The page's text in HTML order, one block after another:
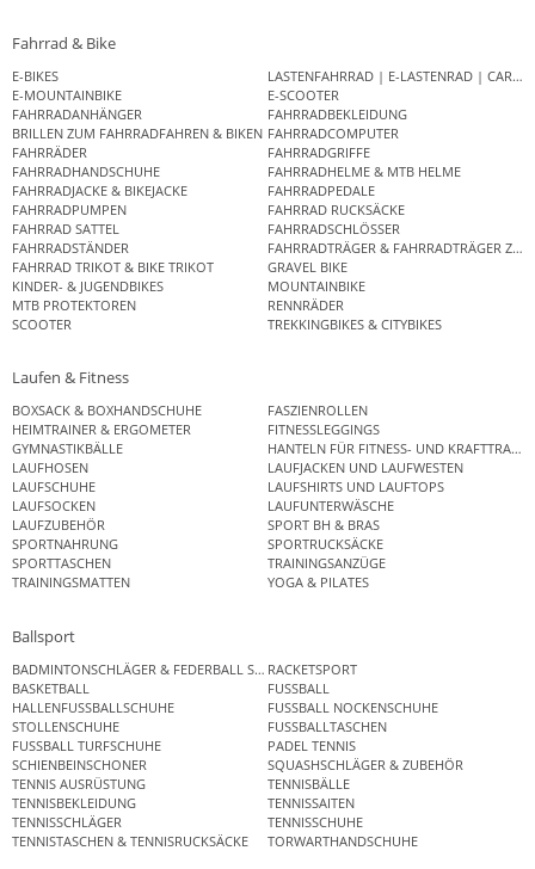
Fahrrad & Bike
E-BIKES
LASTENFAHRRAD | E-LASTENRAD |
E-MOUNTAINBIKE
E-SCOOTER
FAHRRADANHÄNGER
FAHRRADBEKLEIDUNG
BRILLEN ZUM FAHRRADFAHREN & BIKEN FAHRRADCOMPUTER
FAHRRÄDER
FAHRRADGRIFFE
FAHRRADHANDSCHUHE
FAHRRADHELME & MTB HELME
FAHRRADJACKE & BIKEJACKE
FAHRRADPEDALE
FAHRRADPUMPEN
FAHRRAD RUCKSÄCKE
FAHRRAD SATTEL
FAHRRADSCHLÖSSER
FAHRRADSTÄNDER
FAHRRADTRÄGER & FAHRRADTRÄGER
FAHRRAD TRIKOT & BIKE TRIKOT
GRAVEL BIKE
KINDER- & JUGENDBIKES
MOUNTAINBIKE
MTB PROTEKTOREN
RENNRÄDER
SCOOTER
TREKKINGBIKES & CITYBIKES
Laufen & Fitness
BOXSACK & BOXHANDSCHUHE
FASZIENROLLEN
HEIMTRAINER & ERGOMETER
FITNESSLEGGINGS
GYMNASTIKBÄLLE
HANTELN FÜR FITNESS- UND
LAUFHOSEN
LAUFJACKEN UND LAUFWESTEN
LAUFSCHUHE
LAUFSHIRTS UND LAUFTOPS
LAUFSOCKEN
LAUFUNTERWÄSCHE
LAUFZUBEHÖR
SPORT BH & BRAS
SPORTNAHRUNG
SPORTRUCKSÄCKE
SPORTTASCHEN
TRAININGSANZÜGE
TRAININGSMATTEN
YOGA & PILATES
Ballsport
BADMINTONSCHLÄGER & FEDERBALL SETSRACKETSPORT
BASKETBALL
FUSSBALL
HALLENFUSSBALLSCHUHE
FUSSBALL NOCKENSCHUHE
STOLLENSCHUHE
FUSSBALLTASCHEN
FUSSBALL TURFSCHUHE
PADEL TENNIS
SCHIENBEINSCHONER
SQUASHSCHLÄGER & ZUBEHÖR
TENNIS AUSRÜSTUNG
TENNISBÄLLE
TENNISBEKLEIDUNG
TENNISSAITEN
TENNISSCHLÄGER
TENNISSCHUHE
TENNISTASCHEN & TENNISRUCKSÄCKE
TORWARTHANDSCHUHE